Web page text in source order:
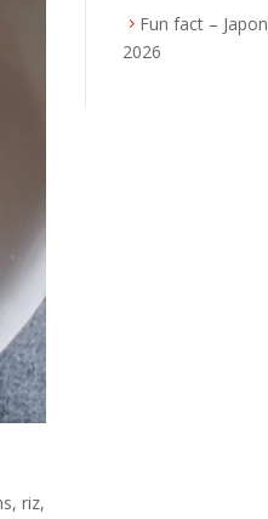
riz,
Fun fact – Japon
2026